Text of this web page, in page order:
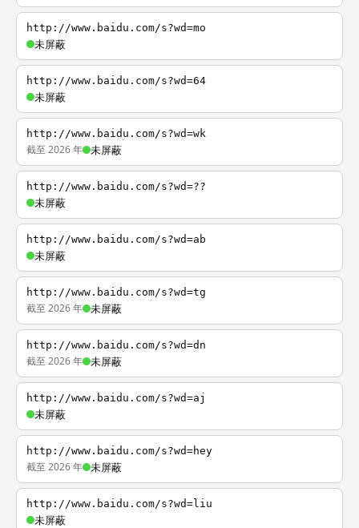
http://www.baidu.com/s?wd=mo
未屏蔽
http://www.baidu.com/s?wd=64
未屏蔽
http://www.baidu.com/s?wd=wk
截至 2026 年 未屏蔽
http://www.baidu.com/s?wd=??
未屏蔽
http://www.baidu.com/s?wd=ab
未屏蔽
http://www.baidu.com/s?wd=tg
截至 2026 年 未屏蔽
http://www.baidu.com/s?wd=dn
截至 2026 年 未屏蔽
http://www.baidu.com/s?wd=aj
未屏蔽
http://www.baidu.com/s?wd=hey
截至 2026 年 未屏蔽
http://www.baidu.com/s?wd=liu
未屏蔽